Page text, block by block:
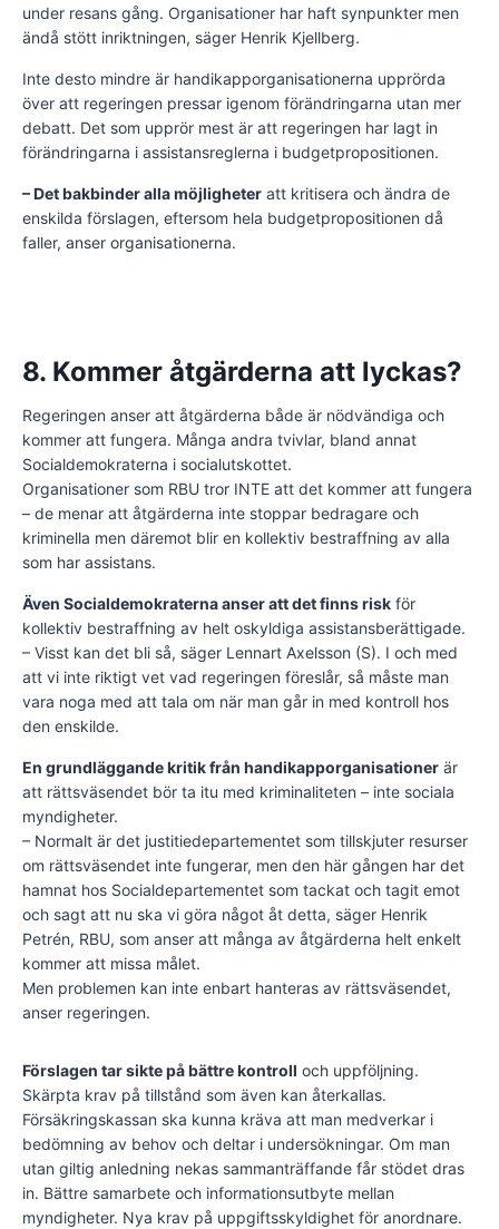
under resans gång. Organisationer har haft synpunkter men
ändå stött inriktningen, säger Henrik Kjellberg.
Inte desto mindre är handikapporganisationerna upprörda
över att regeringen pressar igenom förändringarna utan mer
debatt. Det som upprör mest är att regeringen har lagt in
förändringarna i assistansreglerna i budgetpropositionen.
– Det bakbinder alla möjligheter att kritisera och ändra de
enskilda förslagen, eftersom hela budgetpropositionen då
faller, anser organisationerna.
8. Kommer åtgärderna att lyckas?
Regeringen anser att åtgärderna både är nödvändiga och
kommer att fungera. Många andra tvivlar, bland annat
Socialdemokraterna i socialutskottet.
Organisationer som RBU tror INTE att det kommer att fungera
– de menar att åtgärderna inte stoppar bedragare och
kriminella men däremot blir en kollektiv bestraffning av alla
som har assistans.
Även Socialdemokraterna anser att det finns risk för
kollektiv bestraffning av helt oskyldiga assistansberättigade.
– Visst kan det bli så, säger Lennart Axelsson (S). I och med
att vi inte riktigt vet vad regeringen föreslår, så måste man
vara noga med att tala om när man går in med kontroll hos
den enskilde.
En grundläggande kritik från handikapporganisationer är
att rättsväsendet bör ta itu med kriminaliteten – inte sociala
myndigheter.
– Normalt är det justitiedepartementet som tillskjuter resurser
om rättsväsendet inte fungerar, men den här gången har det
hamnat hos Socialdepartementet som tackat och tagit emot
och sagt att nu ska vi göra något åt detta, säger Henrik
Petrén, RBU, som anser att många av åtgärderna helt enkelt
kommer att missa målet.
Men problemen kan inte enbart hanteras av rättsväsendet,
anser regeringen.
Förslagen tar sikte på bättre kontroll och uppföljning.
Skärpta krav på tillstånd som även kan återkallas.
Försäkringskassan ska kunna kräva att man medverkar i
bedömning av behov och deltar i undersökningar. Om man
utan giltig anledning nekas sammanträffande får stödet dras
in. Bättre samarbete och informationsutbyte mellan
myndigheter. Nya krav på uppgiftsskyldighet för anordnare.